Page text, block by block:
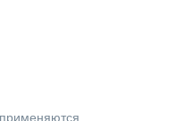
применяются